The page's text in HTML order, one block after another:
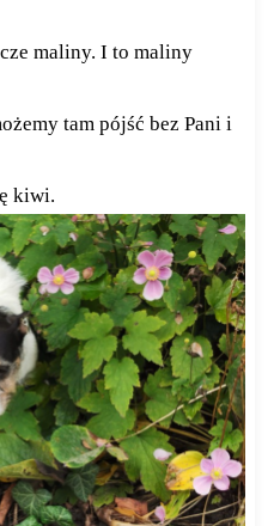
maliny. I to maliny
tam pójść bez Pani i
kiwi.